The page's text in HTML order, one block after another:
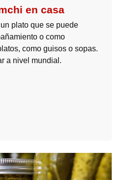
en casa
plato que se puede
o como
como guisos o sopas.
a nivel mundial.